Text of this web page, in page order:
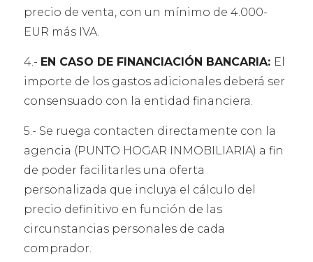
precio de venta, con un mínimo de 4.000-
EUR más IVA.
4.- EN CASO DE FINANCIACIÓN BANCARIA: El
importe de los gastos adicionales deberá ser
consensuado con la entidad financiera.
5.- Se ruega contacten directamente con la
agencia (PUNTO HOGAR INMOBILIARIA) a fin
de poder facilitarles una oferta
personalizada que incluya el cálculo del
precio definitivo en función de las
circunstancias personales de cada
comprador.